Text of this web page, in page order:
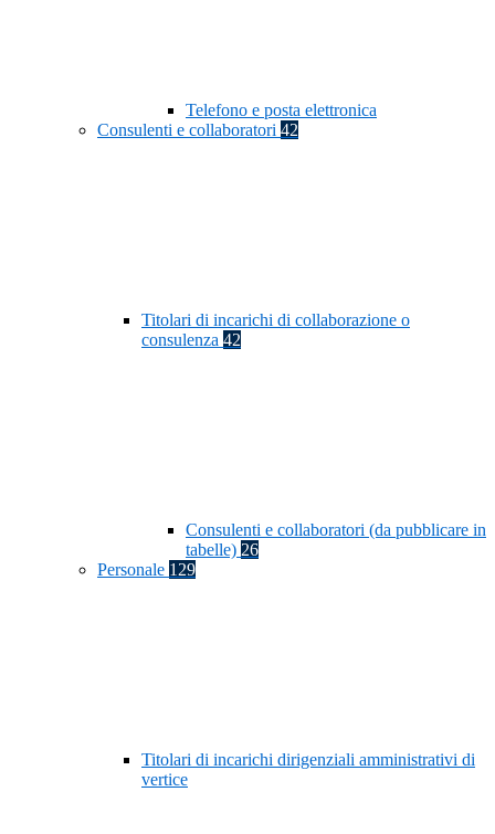
Telefono e posta elettronica
Consulenti e collaboratori 42
Titolari di incarichi di collaborazione o
consulenza 42
Consulenti e collaboratori (da pubblicare in
tabelle) 26
Personale 129
Titolari di incarichi dirigenziali amministrativi di
vertice